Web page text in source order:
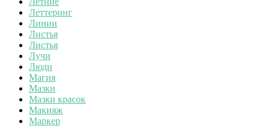
Леттеринг
Линии
Листья
Листья
Лучи
Люди
Магия
Мазки
Мазки красок
Макияж
Маркер